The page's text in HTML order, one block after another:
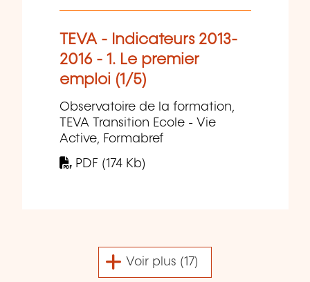
TEVA - Indicateurs 2013-
2016 - 1. Le premier
emploi (1/5)
Observatoire de la formation,
TEVA Transition Ecole - Vie
Active, Formabref
PDF (174 Kb)
Voir plus (17)